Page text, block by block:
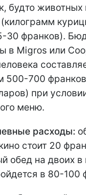
будто
(килограмм
30 франков).
в Migros или
500-700
при
меню.
расходы:
стоит 20
обед на двоих в
в 80-100